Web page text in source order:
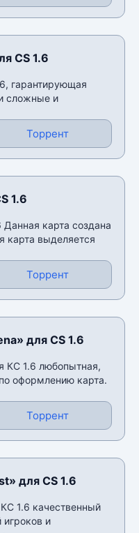
CS 1.6
гарантирующая
сложные и
Торрент
1.6
Данная карта создана
карта выделяется
Торрент
для CS 1.6
КС 1.6 любопытная,
оформлению карта.
Торрент
для CS 1.6
1.6 качественный
и